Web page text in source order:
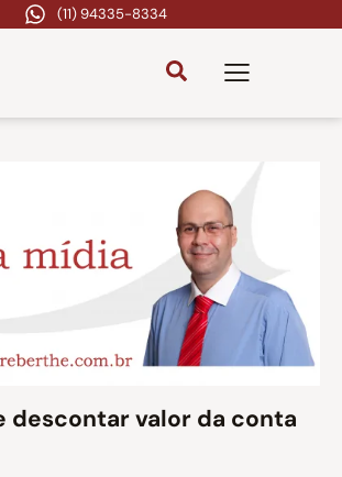
(11) 94335-8334
descontar valor da conta